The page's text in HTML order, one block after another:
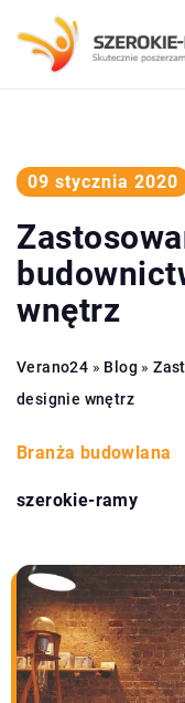
09 stycznia 2020
wnętrz
Verano24 » Blog »
designie wnętrz
Branża budowlana
szerokie-ramy